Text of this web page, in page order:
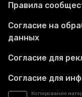
Правила
Согласие на
данных
Согласие для
Согласие для
Копирование